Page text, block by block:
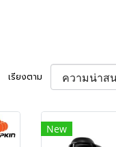
เรียงตาม
New